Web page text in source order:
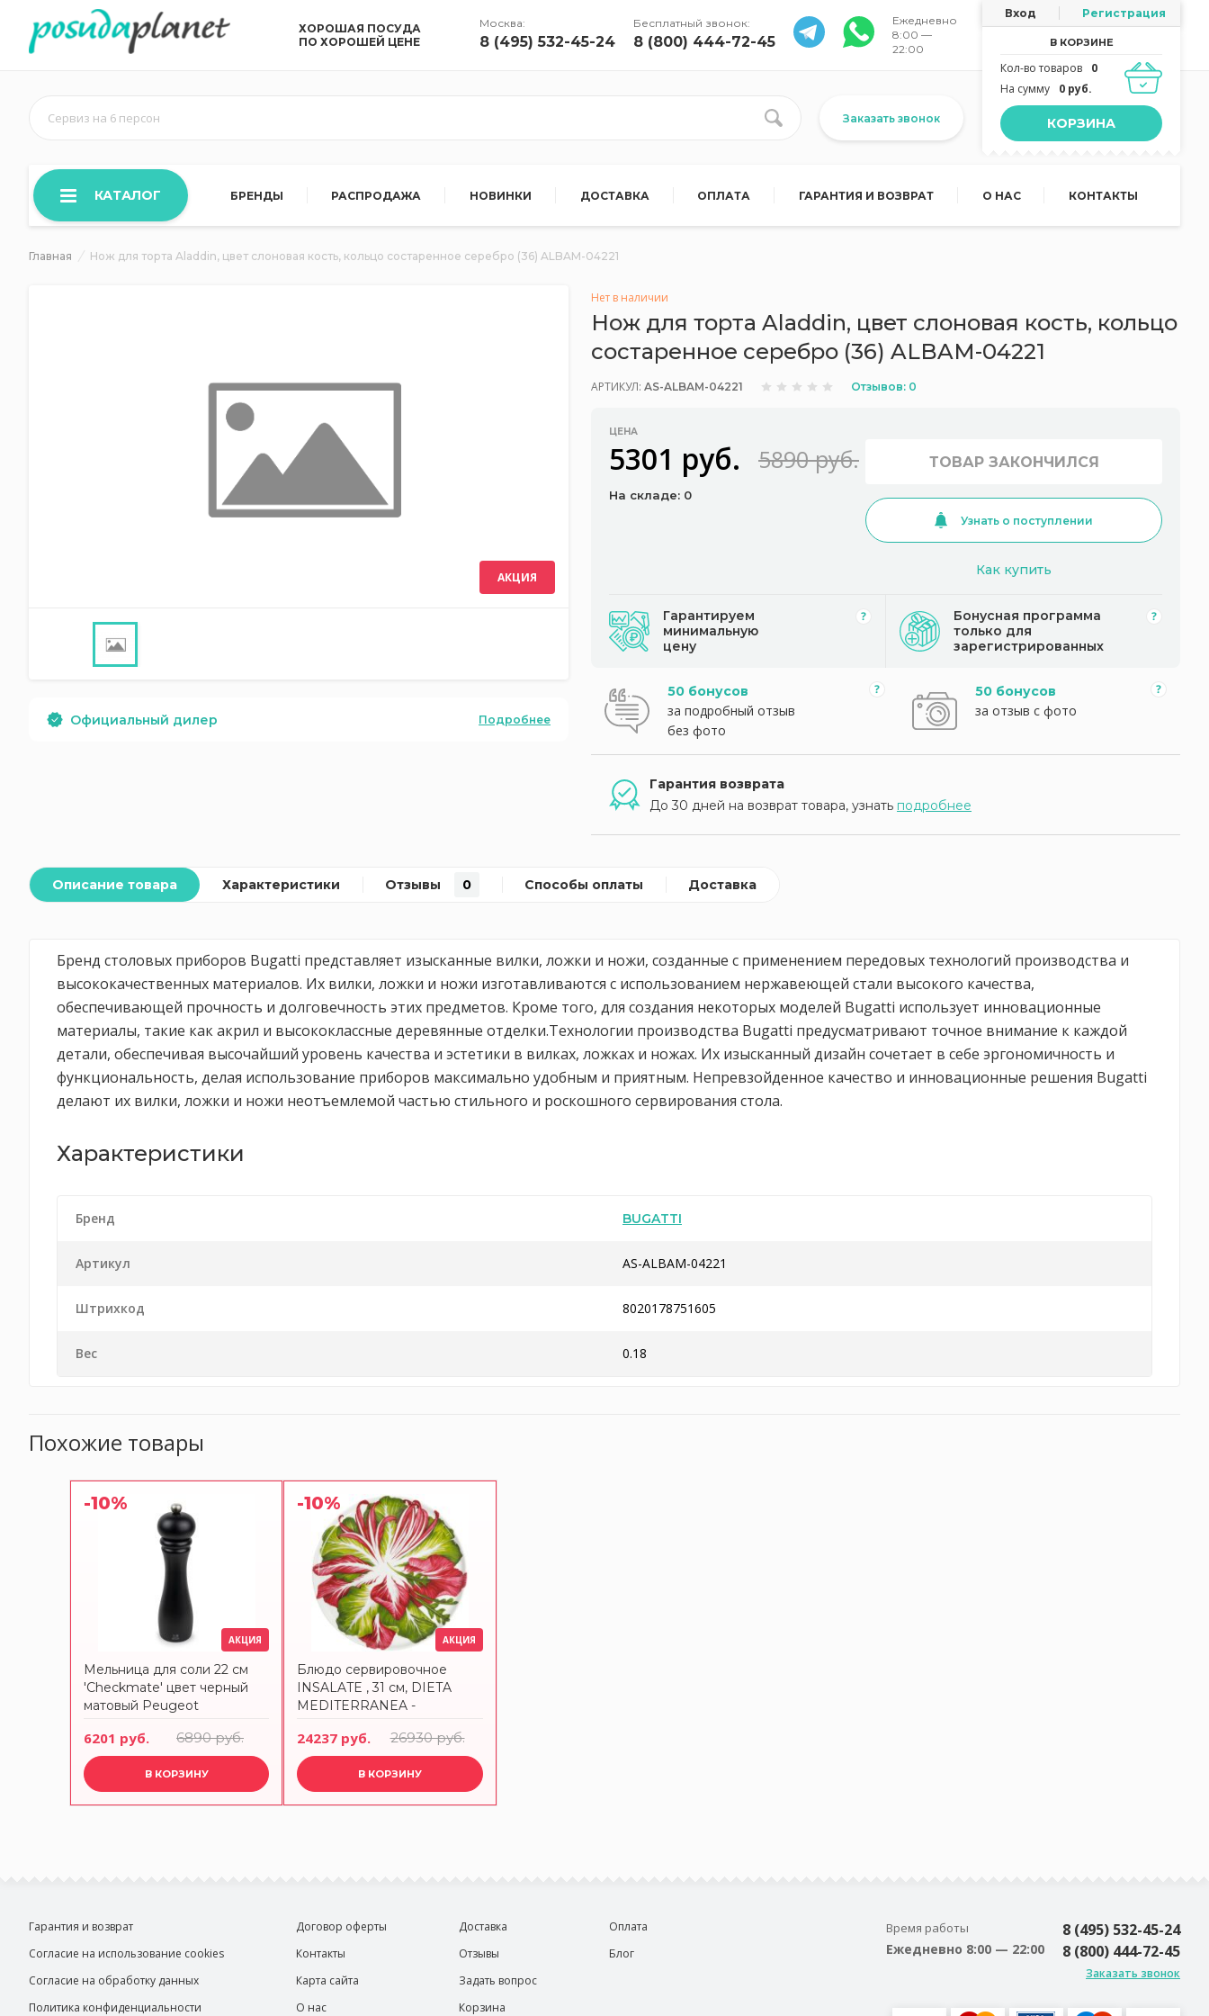
ХОРОШАЯ ПОСУДА
ПО ХОРОШЕЙ ЦЕНЕ
Москва:
8 (495) 532-45-24
Бесплатный звонок:
8 (800) 444-72-45
Ежедневно
8:00 —
22:00
Вход Регистрация
В КОРЗИНЕ
Кол-во товаров
0
На сумму
0 руб.
КОРЗИНА
Сервиз на 6 персон Заказать звонок
КАТАЛОГ БРЕНДЫ РАСПРОДАЖА НОВИНКИ ДОСТАВКА ОПЛАТА ГАРАНТИЯ И ВОЗВРАТ О НАС КОНТАКТЫ
Главная Нож для торта Aladdin, цвет слоновая кость, кольцо состаренное серебро (36) ALBAM-04221
АКЦИЯ
Официальный дилер Подробнее
Нет в наличии
Нож для торта Aladdin, цвет слоновая кость, кольцо
состаренное серебро (36) ALBAM-04221
АРТИКУЛ: AS-ALBAM-04221 Отзывов: 0
ЦЕНА
5301 руб. 5890 руб.
На складе: 0
ТОВАР ЗАКОНЧИЛСЯ
Узнать о поступлении
Как купить
Гарантируем
минимальную
цену
Бонусная программа
только для
зарегистрированных
50 бонусов
за подробный отзыв
без фото
50 бонусов
за отзыв с фото
Гарантия возврата
До 30 дней на возврат товара, узнать подробнее
Описание товара Характеристики Отзывы 0 Способы оплаты Доставка
Бренд столовых приборов Bugatti представляет изысканные вилки, ложки и ножи, созданные с применением передовых технологий производства и
высококачественных материалов. Их вилки, ложки и ножи изготавливаются с использованием нержавеющей стали высокого качества,
обеспечивающей прочность и долговечность этих предметов. Кроме того, для создания некоторых моделей Bugatti использует инновационные
материалы, такие как акрил и высококлассные деревянные отделки.Технологии производства Bugatti предусматривают точное внимание к каждой
детали, обеспечивая высочайший уровень качества и эстетики в вилках, ложках и ножах. Их изысканный дизайн сочетает в себе эргономичность и
функциональность, делая использование приборов максимально удобным и приятным. Непревзойденное качество и инновационные решения Bugatti
делают их вилки, ложки и ножи неотъемлемой частью стильного и роскошного сервирования стола.
Характеристики
Бренд BUGATTI
Артикул AS-ALBAM-04221
Штрихкод 8020178751605
Вес 0.18
Похожие товары
-10%
АКЦИЯ
Мельница для соли 22 см
'Checkmate' цвет черный
матовый Peugeot
6201 руб. 6890 руб.
В КОРЗИНУ
-10%
АКЦИЯ
Блюдо сервировочное
INSALATE , 31 см, DIETA
MEDITERRANEA -
24237 руб. 26930 руб.
В КОРЗИНУ
Гарантия и возврат
Согласие на использование cookies
Согласие на обработку данных
Политика конфиденциальности
Договор оферты
Контакты
Карта сайта
О нас
Доставка
Отзывы
Задать вопрос
Корзина
Оплата
Блог
Время работы
Ежедневно 8:00 — 22:00
8 (495) 532-45-24
8 (800) 444-72-45
Заказать звонок